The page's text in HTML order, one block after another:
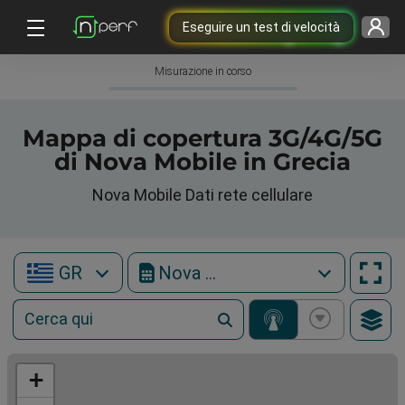
Eseguire un test di velocità
Misurazione in corso
Mappa di copertura 3G/4G/5G
di Nova Mobile in Grecia
Nova Mobile Dati rete cellulare
GR Nova Mobile
+